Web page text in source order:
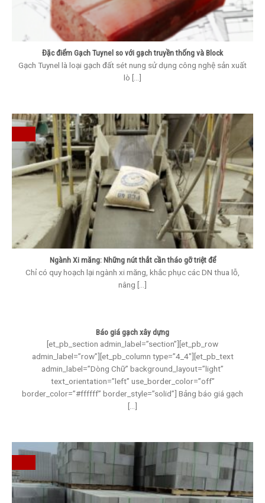
Đặc điểm Gạch Tuynel so với gạch truyền thống và Block
Gạch Tuynel là loại gạch đất sét nung sử dụng công nghệ sản xuất
lò [...]
Ngành Xi măng: Những nút thắt cần tháo gỡ triệt để
Chỉ có quy hoạch lại ngành xi măng, khắc phục các DN thua lỗ,
nâng [...]
Báo giá gạch xây dựng
[et_pb_section admin_label=”section”][et_pb_row
admin_label=”row”][et_pb_column type=”4_4″][et_pb_text
admin_label=”Dòng Chữ” background_layout=”light”
text_orientation=”left” use_border_color=”off”
border_color=”#ffffff” border_style=”solid”] Bảng báo giá gạch
[...]